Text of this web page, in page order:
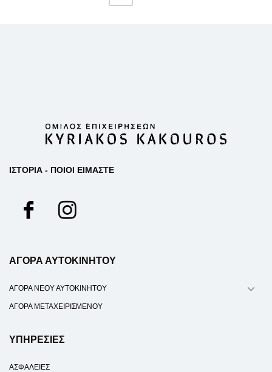
ΙΣΤΟΡΙΑ - ΠΟΙΟΙ ΕΙΜΑΣΤΕ
ΑΓΟΡΑ ΑΥΤΟΚΙΝΗΤΟΥ
ΑΓΟΡΑ ΝΕΟΥ ΑΥΤΟΚΙΝΗΤΟΥ
ΑΓΟΡΑ ΜΕΤΑΧΕΙΡΙΣΜΕΝΟΥ
ΥΠΗΡΕΣΙΕΣ
ΑΣΦΑΛΕΙΕΣ